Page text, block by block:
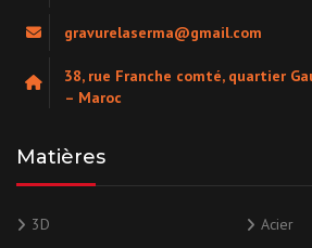
gravurelaserma@gmail.com
38, rue Franche comté, quartier
– Maroc
Matières
3D Acier